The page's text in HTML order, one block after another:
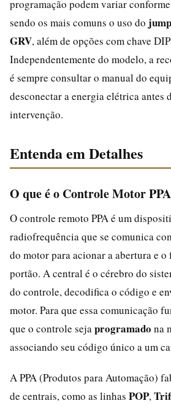
programação podem variar
sendo os mais comuns o uso do
GRV, além de opções com chave
Independentemente do modelo, a
é sempre consultar o manual do
desconectar a energia elétrica antes
intervenção.
Entenda em Detalhes
O que é o Controle Motor
O controle remoto PPA é um
radiofrequência que se comunica
do motor para acionar a abertura e o
portão. A central é o cérebro do
do controle, decodifica o código e
motor. Para que essa comunicação
que o controle seja programado na
associando seu código único a um
A PPA (Produtos para Automação)
de centrais, como as linhas POP,